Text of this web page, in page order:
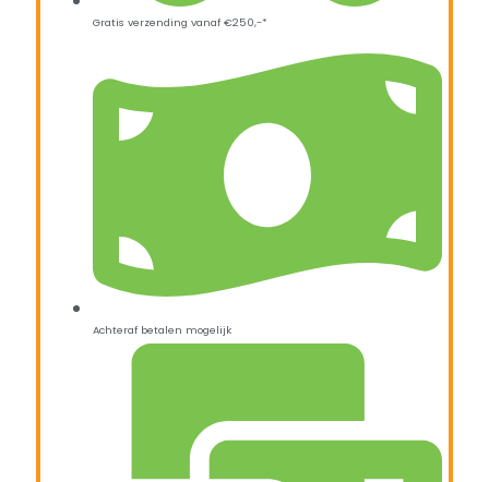
Gratis verzending vanaf €250,-*
Achteraf betalen mogelijk